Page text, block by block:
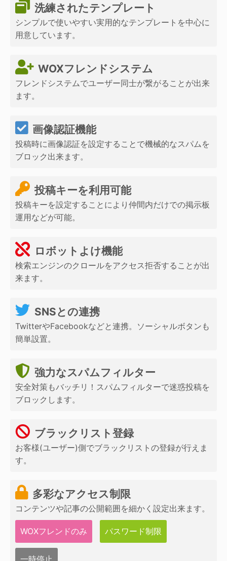
洗練されたテンプレート
シンプルで使いやすい実用的なテンプレートを中心に
用意しています。
WOXフレンドシステム
フレンドシステムでユーザー同士が繋がることが出来
ます。
画像認証機能
投稿時に画像認証を設定することで機械的なスパムを
ブロック出来ます。
投稿キーを利用可能
投稿キーを設定することにより仲間内だけでの掲示板
運用などが可能。
ロボットよけ機能
検索エンジンのクロールをアクセス拒否することが出
来ます。
SNSとの連携
TwitterやFacebookなどと連携。ソーシャルボタンも
簡単設置。
強力なスパムフィルター
安全対策もバッチリ！スパムフィルターで迷惑投稿を
ブロックします。
ブラックリスト登録
お客様(ユーザー)側でブラックリストの登録が行えま
す。
多彩なアクセス制限
コンテンツや記事の公開範囲を細かく設定出来ます。
WOXフレンドのみ パスワード制限
一時停止